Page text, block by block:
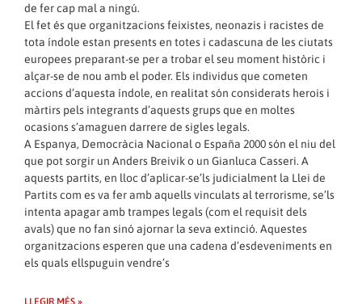
de fer cap mal a ningú.
El fet és que organitzacions feixistes, neonazis i racistes de
tota índole estan presents en totes i cadascuna de les ciutats
europees preparant-se per a trobar el seu moment històric i
alçar-se de nou amb el poder. Els individus que cometen
accions d’aquesta índole, en realitat són considerats herois i
màrtirs pels integrants d’aquests grups que en moltes
ocasions s’amaguen darrere de sigles legals.
A Espanya, Democràcia Nacional o España 2000 són el niu del
que pot sorgir un Anders Breivik o un Gianluca Casseri. A
aquests partits, en lloc d’aplicar-se’ls judicialment la Llei de
Partits com es va fer amb aquells vinculats al terrorisme, se’ls
intenta apagar amb trampes legals (com el requisit dels
avals) que no fan sinó ajornar la seva extinció. Aquestes
organitzacions esperen que una cadena d’esdeveniments en
els quals ellspuguin vendre’s
LLEGIR MÉS »